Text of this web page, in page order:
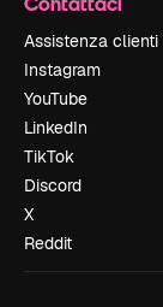
Assistenza clienti
Instagram
YouTube
LinkedIn
TikTok
Discord
X
Reddit